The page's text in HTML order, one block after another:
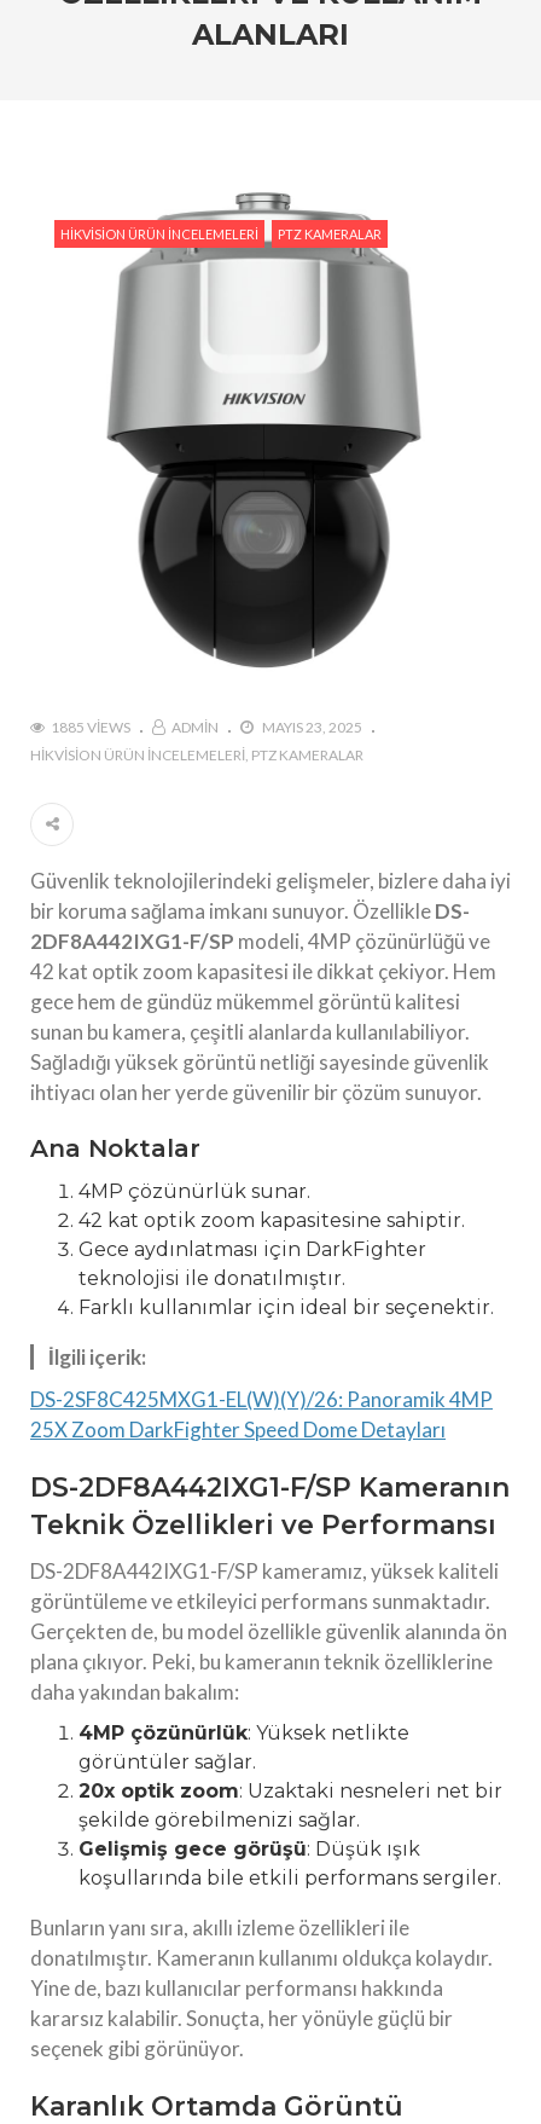
Tedarik İslam Çalık yanıtlıyor
#Hikvision AI Teknolojileri ile Güvenlikte Yeni
Dönem
#Yapay Zeka Destekli Kamera Sistemlerinin
Avantajları
#Hikvision Akıllı Video İzleme: Özellikler ve
Avantajlar
ALANLARI
HIKVISION ÜRÜN İNCELEMELERI PTZ KAMERALAR
1885 VIEWS ADMIN
MAYIS 23, 2025
HIKVISION ÜRÜN İNCELEMELERI PTZ KAMERALAR
Güvenlik teknolojilerindeki gelişmeler, bizlere daha iyi
bir koruma sağlama imkanı sunuyor. ÖzellikleDS-
2DF8A442IXG1-F/SP modeli, 4MP çözünürlüğü ve
42 kat optik zoom kapasitesi ile dikkat çekiyor. Hem
gece hem de gündüz mükemmel görüntü kalitesi
sunan bu kamera, çeşitli alanlarda kullanılabiliyor.
Sağladığı yüksek görüntü netliği sayesinde güvenlik
ihtiyacı olan her yerde güvenilir bir çözüm sunuyor.
Ana Noktalar
4MP çözünürlük sunar.
42 kat optik zoom kapasitesine sahiptir.
Gece aydınlatması için DarkFighter
teknolojisi ile donatılmıştır.
Farklı kullanımlar için ideal bir seçenektir.
İlgili içerik:
DS-2SF8C425MXG1-EL(W)(Y)/26: Panoramik 4MP
25X Zoom DarkFighter Speed Dome Detayları
DS-2DF8A442IXG1-F/SP Kameranın
Teknik Özellikleri ve Performansı
DS-2DF8A442IXG1-F/SP kameramız, yüksek kaliteli
görüntüleme ve etkileyici performans sunmaktadır.
Gerçekten de, bu model özellikle güvenlik alanında ön
plana çıkıyor. Peki, bu kameranın teknik özelliklerine
daha yakından bakalım:
4MP çözünürlük: Yüksek netlikte
görüntüler sağlar.
20x optik zoom: Uzaktaki nesneleri net bir
şekilde görebilmenizi sağlar.
Gelişmiş gece görüşü: Düşük ışık
koşullarında bile etkili performans sergiler.
Bunların yanı sıra, akıllı izleme özellikleri ile
donatılmıştır. Kameranın kullanımı oldukça kolaydır.
Yine de, bazı kullanıcılar performansı hakkında
kararsız kalabilir. Sonuçta, her yönüyle güçlü bir
seçenek gibi görünüyor.
Karanlık Ortamda Görüntü